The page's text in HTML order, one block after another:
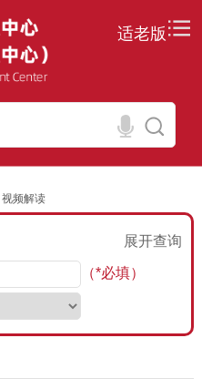
适老版
视频解读
展开查询
（*必填）